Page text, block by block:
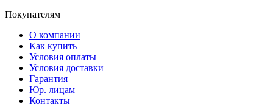
Покупателям
О компании
Как купить
Условия оплаты
Условия доставки
Гарантия
Юр. лицам​
Контакты